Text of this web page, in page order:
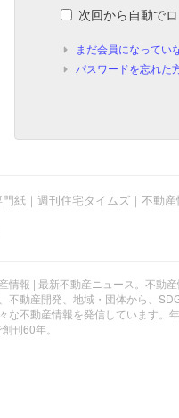
次回から自動で
まだ会員になってい
パスワードを忘れた
紙｜週刊住宅タイムズ｜不動
情報 | 最新不動産ニュース。不動
不動産開発、地域・団体から、
な不動産情報を発信しています。
刊60年。